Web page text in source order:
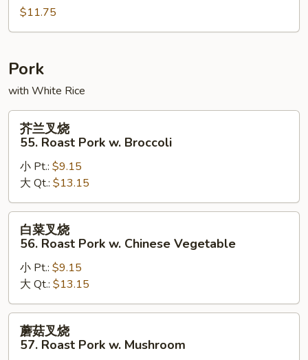
54.
Shrimp
Foo
$11.75
Pork
with White Rice
55.
Roast
Pork
Broccoli
芥兰叉烧
55. Roast Pork w. Broccoli
小 Pt.: $9.15
大 Qt.: $13.15
56.
Roast
Pork
Chinese
白菜叉烧
56. Roast Pork w. Chinese Vegetable
小 Pt.: $9.15
大 Qt.: $13.15
蘑菇叉烧
57. Roast Pork w. Mushroom